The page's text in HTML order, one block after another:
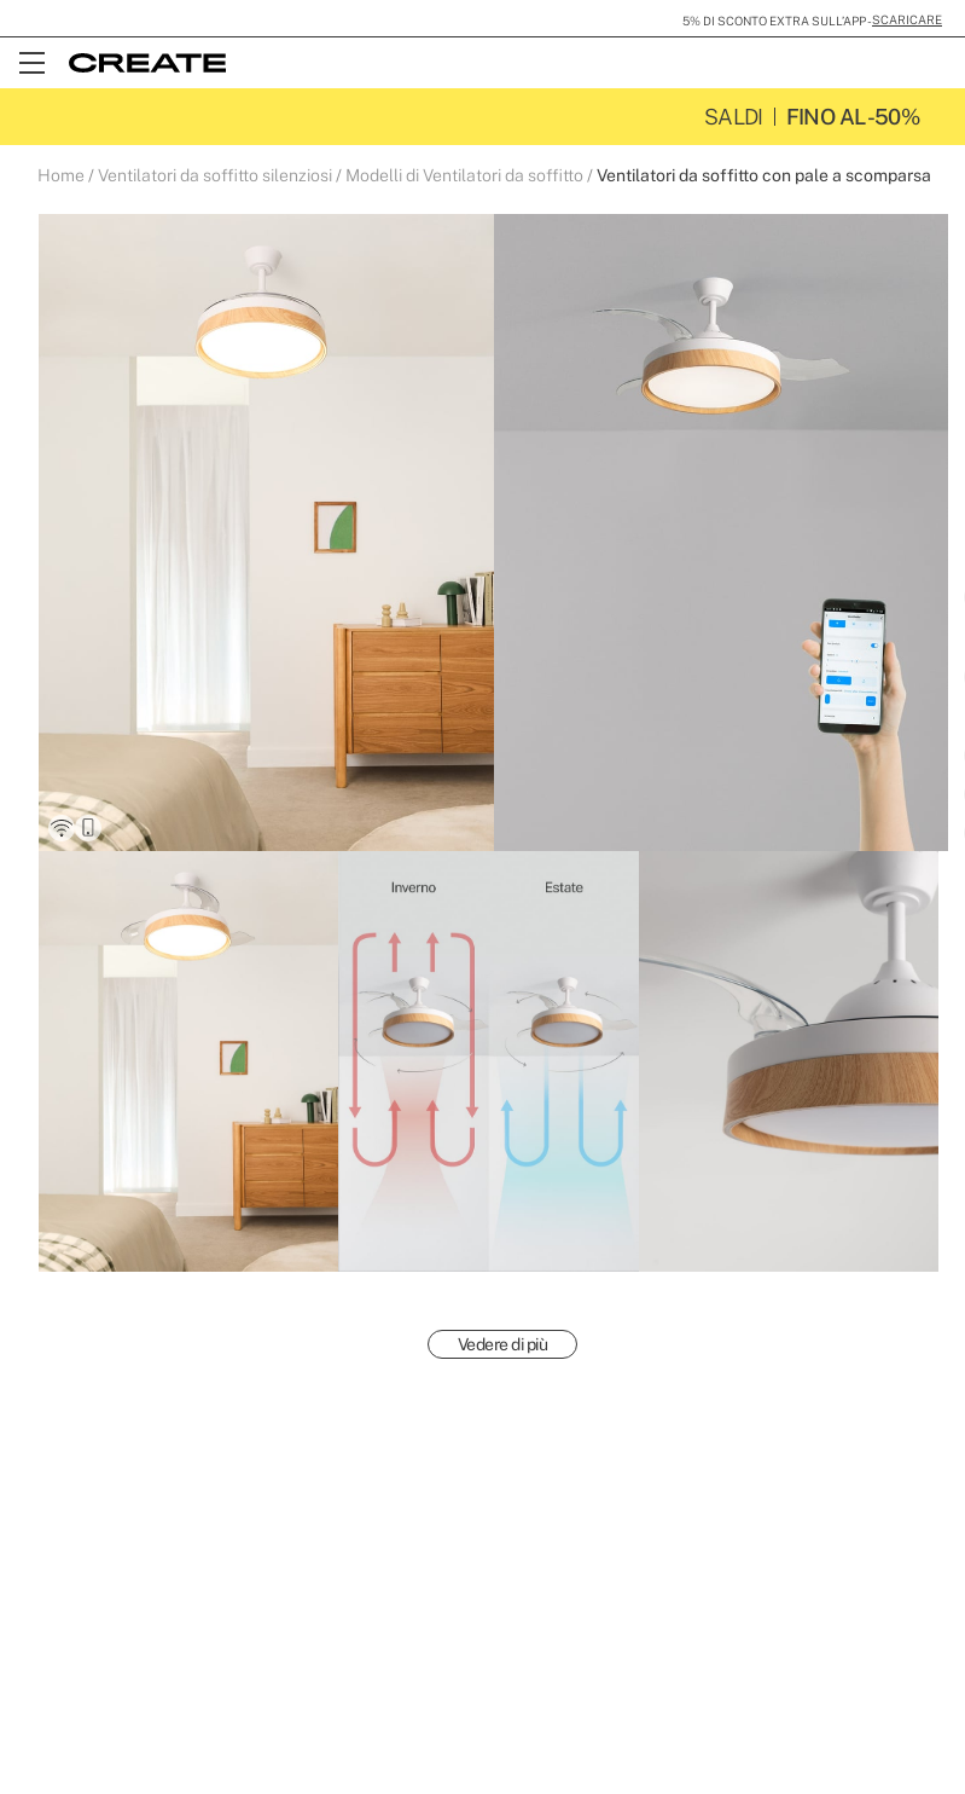
5% DI SCONTO EXTRA SULL’APP -SCARICARE
Open
SALDI FINO AL -50%
Home Ventilatori da soffitto silenziosi Modelli di Ventilatori da soffitto Ventilatori da soffitto con pale a scomparsa
Vedere di più